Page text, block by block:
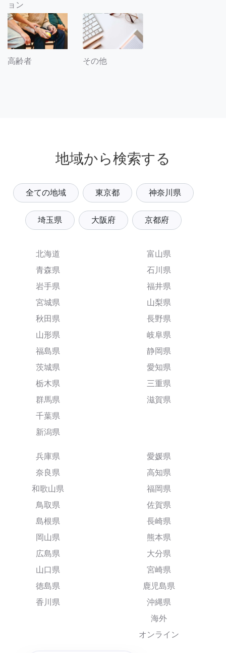
ョン
高齢者 その他
地域から検索する
全ての地域 東京都 神奈川県
埼玉県 大阪府 京都府
北海道
青森県
岩手県
宮城県
秋田県
山形県
福島県
茨城県
栃木県
群馬県
千葉県
新潟県
富山県
石川県
福井県
山梨県
長野県
岐阜県
静岡県
愛知県
三重県
滋賀県
兵庫県
奈良県
和歌山県
鳥取県
島根県
岡山県
広島県
山口県
徳島県
香川県
愛媛県
高知県
福岡県
佐賀県
長崎県
熊本県
大分県
宮崎県
鹿児島県
沖縄県
海外
オンライン